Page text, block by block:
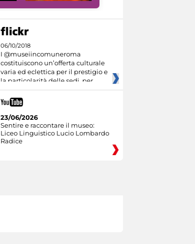
06/10/2018
I @museiincomuneroma
costituiscono un’offerta culturale
varia ed eclettica per il prestigio e
la particolarità delle sedi, per
23/06/2026
Sentire e raccontare il museo:
Liceo Linguistico Lucio Lombardo
Radice